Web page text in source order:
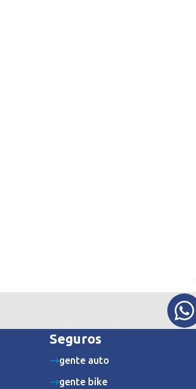
Seguros
gente auto
gente bike